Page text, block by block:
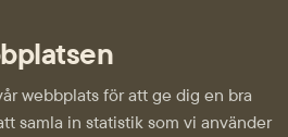
webbplats för att ge dig en bra
samla in statistik som vi använder